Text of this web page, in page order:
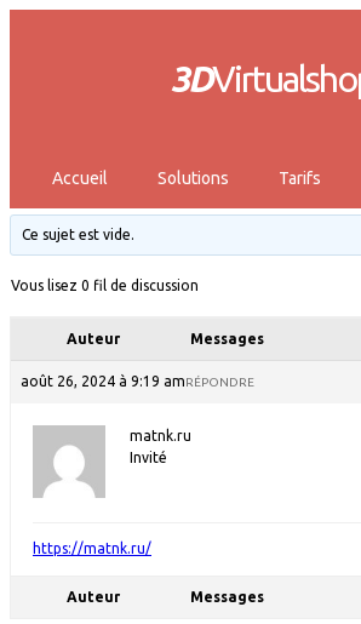
3D
Accueil Solutions Tarifs
Ce sujet est vide.
Vous lisez 0 fil de discussion
Auteur Messages
août 26, 2024 à 9:19 amRÉPONDRE
matnk.ru
Invité
https://matnk.ru/
Auteur Messages